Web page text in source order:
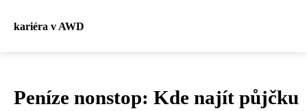
kariéra v AWD
Peníze nonstop: Kde najít půjčku